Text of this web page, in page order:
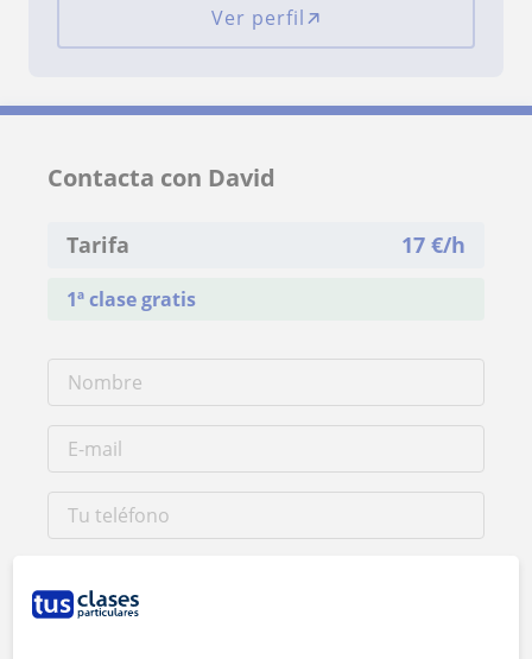
Ver perfil
Contacta con David
Tarifa 17 €/h
1ª clase gratis